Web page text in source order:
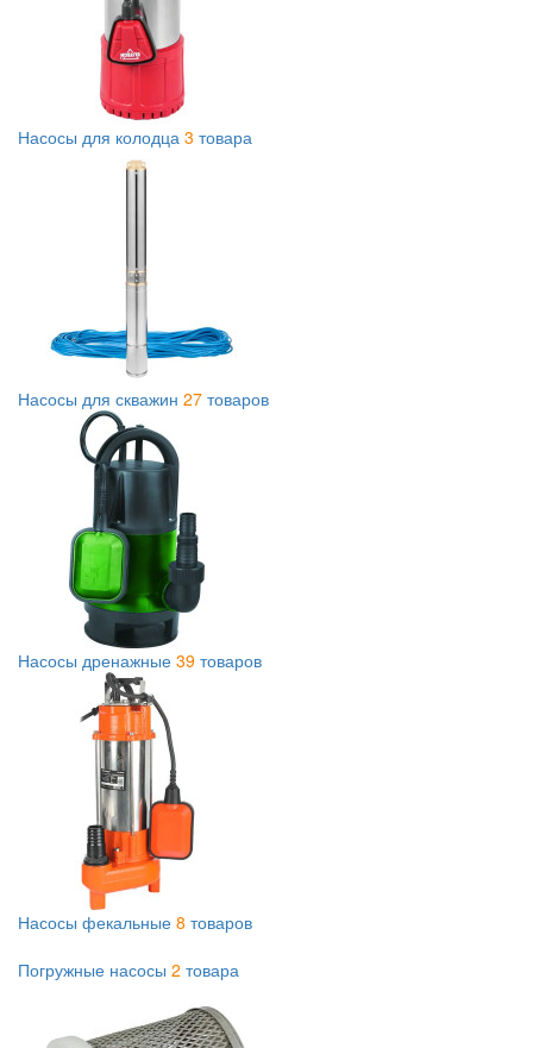
Насосы для колодца 3 товара
Насосы для скважин 27 товаров
Насосы дренажные 39 товаров
Насосы фекальные 8 товаров
Погружные насосы 2 товара